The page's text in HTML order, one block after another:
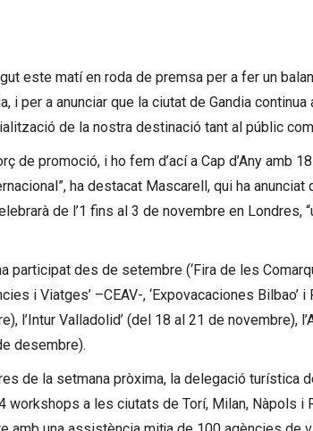
este matí en roda de premsa per a fer un
per a anunciar que la ciutat de Gandia
de la nostra destinació tant al públic
promoció, i ho fem d’ací a Cap d’Any amb
ha destacat Mascarell, qui ha anunciat
de l’1 fins al 3 de novembre en Londres,
des de setembre (‘Fira de les
i Viatges’ –CEAV-, ‘Expovacaciones Bilbao’ i
l’Intur Valladolid’ (del 18 al 21 de novembre),
desembre).
de la setmana pròxima, la delegació turística
workshops a les ciutats de Torí, Milan, Nàpols i